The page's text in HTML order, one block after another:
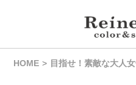
HOME 目指せ！素敵な大人